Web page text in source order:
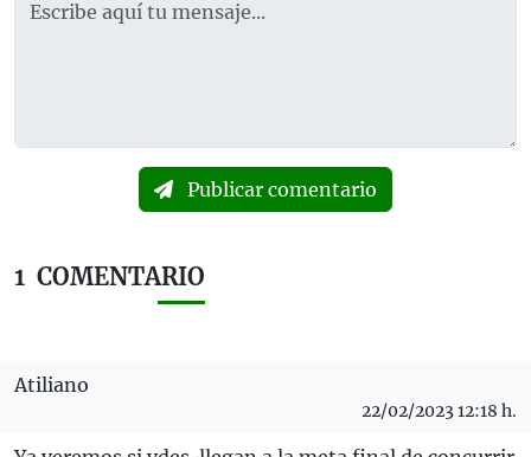
Publicar comentario
1 COMENTARIO
Atiliano
22/02/2023 12:18 h.